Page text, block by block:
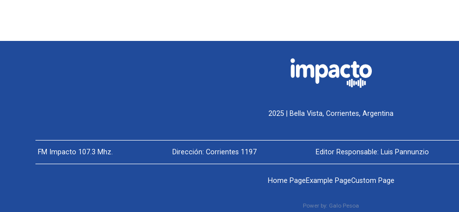
2025 | Bella Vista, Corrientes, Argentina
FM Impacto 107.3 Mhz. Dirección: Corrientes 1197 Editor Responsable: Luis Pannunzio
Home PageExample PageCustom Page
Power by: Galo Pesoa